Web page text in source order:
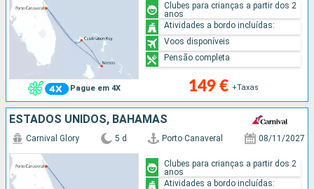
Pague em 4X 149 € +Taxas
Clubes para crianças a partir dos 2
anos
Atividades a bordo incluídas:
Voos disponíveis
Pensão completa
ESTADOS UNIDOS, BAHAMAS
Carnival Glory 5 d Porto Canaveral 08/11/2027
Clubes para crianças a partir dos 2
anos
Atividades a bordo incluídas: